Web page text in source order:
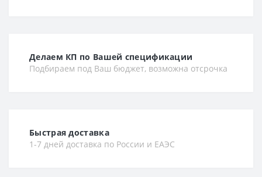
Делаем КП по Вашей спецификации
Подбираем под Ваш бюджет, возможна отсрочка
Быстрая доставка
1-7 дней доставка по России и ЕАЭС